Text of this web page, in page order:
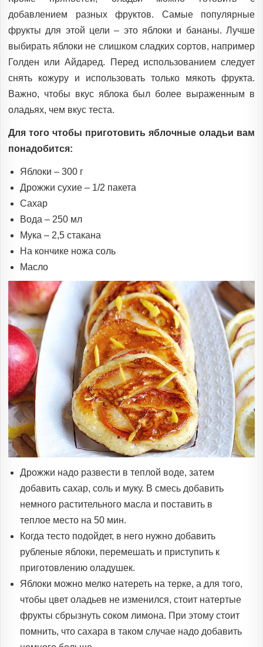
добавлением разных фруктов. Самые популярные
фрукты для этой цели – это яблоки и бананы. Лучше
выбирать яблоки не слишком сладких сортов, например
Голден или Айдаред. Перед использованием следует
снять кожуру и использовать только мякоть фрукта.
Важно, чтобы вкус яблока был более выраженным в
оладьях, чем вкус теста.
Для того чтобы приготовить яблочные оладьи вам
понадобится:
Яблоки – 300 г
Дрожжи сухие – 1/2 пакета
Сахар
Вода – 250 мл
Мука – 2,5 стакана
На кончике ножа соль
Масло
Дрожжи надо развести в теплой воде, затем
добавить сахар, соль и муку. В смесь добавить
немного растительного масла и поставить в
теплое место на 50 мин.
Когда тесто подойдет, в него нужно добавить
рубленые яблоки, перемешать и приступить к
приготовлению оладушек.
Яблоки можно мелко натереть на терке, а для того,
чтобы цвет оладьев не изменился, стоит натертые
фрукты сбрызнуть соком лимона. При этому стоит
помнить, что сахара в таком случае надо добавить